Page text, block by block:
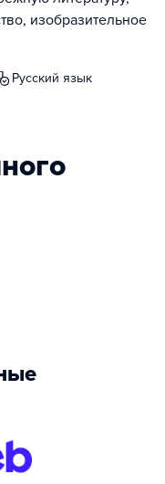
изобразительное
русский язык